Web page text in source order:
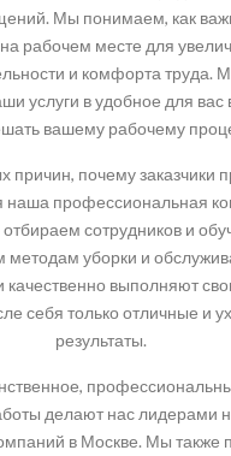
Мы понимаем, как
рабочем месте для
и комфорта труда.
услуги в удобное для
вашему рабочему
причин, почему заказчики
наша профессиональная
сотрудников и
уборки и
качественно выполняют
себя только отличные и
результаты.
делают нас лидерами
в Москве. Мы также